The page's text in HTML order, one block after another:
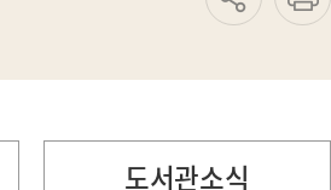
도서관소식